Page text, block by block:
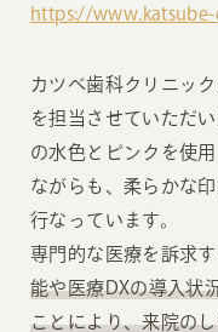
https://
カツべ歯科クリニッ
を担当させていただ
の水色とピンクを使
ながらも、柔らかな
行なっています。
専門的な医療を訴求
能や医療DXの導入状
ことにより、来院の